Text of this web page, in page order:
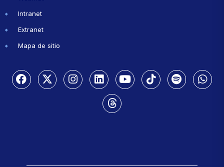
Intranet
Extranet
Mapa de sitio